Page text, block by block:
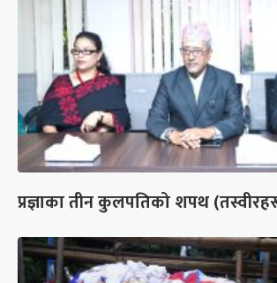
प्रज्ञाका तीन कुलपतिको शपथ